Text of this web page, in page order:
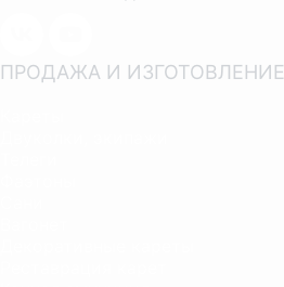
ПРОДАЖА И ИЗГОТОВЛЕНИЕ